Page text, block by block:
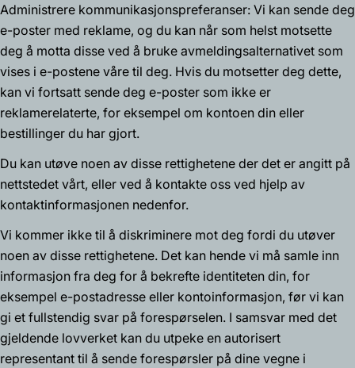
Administrere kommunikasjonspreferanser: Vi kan sende deg
e-poster med reklame, og du kan når som helst motsette
deg å motta disse ved å bruke avmeldingsalternativet som
vises i e-postene våre til deg. Hvis du motsetter deg dette,
kan vi fortsatt sende deg e-poster som ikke er
reklamerelaterte, for eksempel om kontoen din eller
bestillinger du har gjort.
Du kan utøve noen av disse rettighetene der det er angitt på
nettstedet vårt, eller ved å kontakte oss ved hjelp av
kontaktinformasjonen nedenfor.
Vi kommer ikke til å diskriminere mot deg fordi du utøver
noen av disse rettighetene. Det kan hende vi må samle inn
informasjon fra deg for å bekrefte identiteten din, for
eksempel e-postadresse eller kontoinformasjon, før vi kan
gi et fullstendig svar på forespørselen. I samsvar med det
gjeldende lovverket kan du utpeke en autorisert
representant til å sende forespørsler på dine vegne i